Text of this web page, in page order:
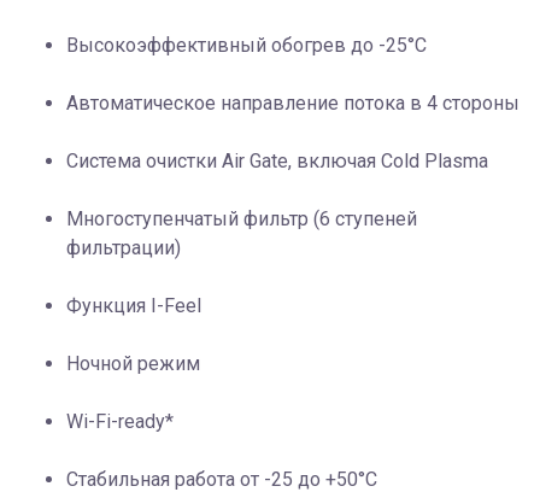
Высокоэффективный обогрев до -25°С
Автоматическое направление потока в 4 стороны
Система очистки Air Gate, включая Cold Plasma
Многоступенчатый фильтр (6 ступеней
фильтрации)
Функция I-Feel
Ночной режим
Wi-Fi-ready*
Стабильная работа от -25 до +50°C